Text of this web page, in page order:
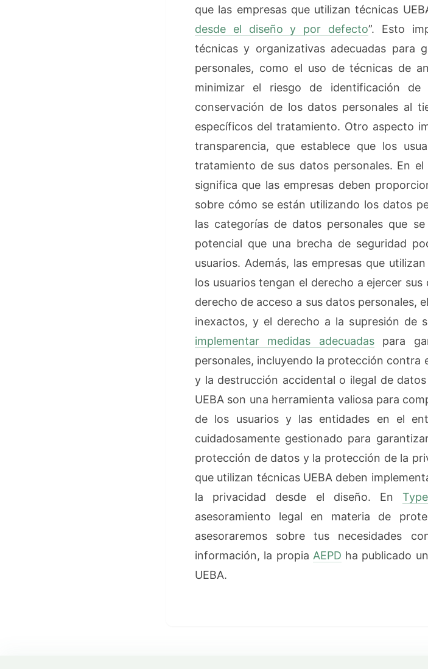
que las empresas que utilizan técnicas
desde el diseño y por defecto”. Esto
técnicas y organizativas adecuadas para
personales, como el uso de técnicas de
minimizar el riesgo de identificación
conservación de los datos personales al
específicos del tratamiento. Otro aspecto
transparencia, que establece que los
tratamiento de sus datos personales. En
significa que las empresas deben
sobre cómo se están utilizando los datos
las categorías de datos personales que
potencial que una brecha de seguridad
usuarios. Además, las empresas que
los usuarios tengan el derecho a ejercer
derecho de acceso a sus datos personales,
inexactos, y el derecho a la supresión de
implementar medidas adecuadaspara
personales, incluyendo la protección contra
y la destrucción accidental o ilegal de
UEBA son una herramienta valiosa para
de los usuarios y las entidades en el
cuidadosamente gestionado para
protección de datos y la protección de la
que utilizan técnicas UEBA deben
la privacidad desde el diseño. En
asesoramiento legal en materia de
asesoraremos sobre tus necesidades
información, la propia AEPD ha publicado
UEBA.